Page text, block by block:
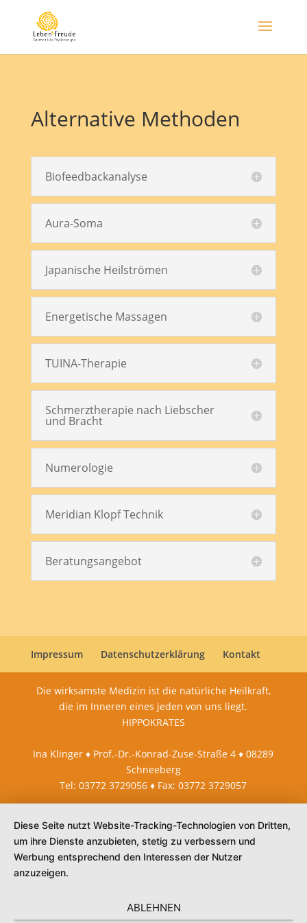
Alternative Methoden
Biofeedbackanalyse
Aura-Soma
Japanische Heilströmen
Energetische Massagen
TUINA-Therapie
Schmerztherapie nach Liebscher
und Bracht
Numerologie
Meridian Klopf Technik
Beratungsangebot
Impressum Datenschutzerklärung Kontakt
Die wirksamste Medizin ist die natürliche Heilkraft,
die im Inneren eines jeden von uns liegt.
HIPPOKRATES
Ina Klinger ♦ Prof.-Dr.-Konrad-Zuse-Straße 4 ♦ 08289
Schneeberg
Tel: 03772 3729056 ♦ Fax: 03772 3729057
Diese Seite nutzt Website-Tracking-Technologien von Dritten,
um ihre Dienste anzubieten, stetig zu verbessern und
Werbung entsprechend den Interessen der Nutzer
anzuzeigen.
ABLEHNEN